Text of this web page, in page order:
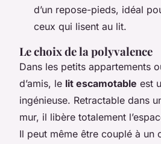
d’un repose-pieds, idéal
ceux qui lisent au lit.
Le choix de la polyvalence
Dans les petits appartements
d’amis, le lit escamotable est
ingénieuse. Retractable dans
mur, il libère totalement
Il peut même être couplé à un